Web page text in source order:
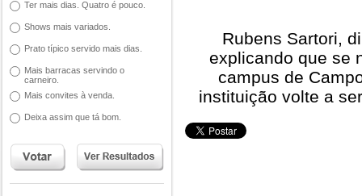
Ter mais dias. Quatro é pouco.
Shows mais variados.
Prato típico servido mais dias.
Mais barracas servindo o
carneiro.
Mais convites à venda.
Deixa assim que tá bom.
Rubens Sartori,
explicando que se
campus de
instituição volte a